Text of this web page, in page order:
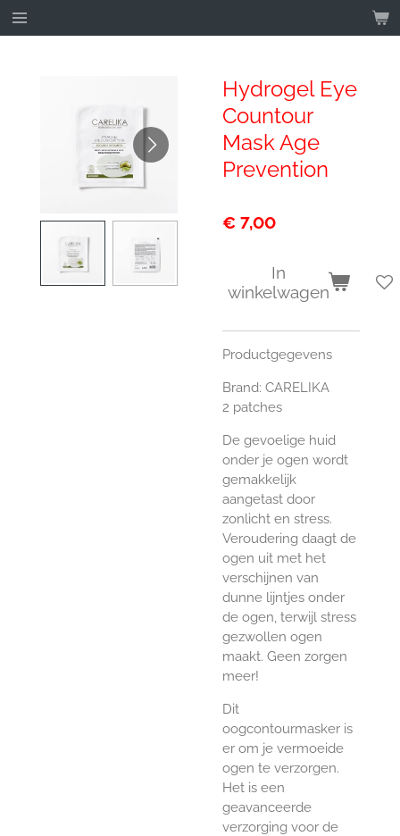
Ga
direct
Hydrogel Eye
Countour
Mask Age
Prevention
€ 7,00
In
winkelwagen
Productgegevens
Brand: CARELIKA
2 patches
De gevoelige huid
onder je ogen wordt
gemakkelijk
aangetast door
zonlicht en stress.
Veroudering daagt de
ogen uit met het
verschijnen van
dunne lijntjes onder
de ogen, terwijl stress
gezwollen ogen
maakt. Geen zorgen
meer!
Dit
oogcontourmasker is
er om je vermoeide
ogen te verzorgen.
Het is een
geavanceerde
verzorging voor de